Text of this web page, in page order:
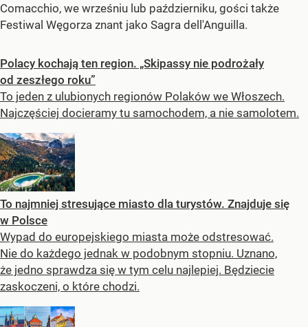
Comacchio, we wrześniu lub październiku, gości także
Festiwal Węgorza znant jako Sagra dell'Anguilla.
Polacy kochają ten region. „Skipassy nie podrożały
od zeszłego roku”
To jeden z ulubionych regionów Polaków we Włoszech.
Najczęściej docieramy tu samochodem, a nie samolotem.
To najmniej stresujące miasto dla turystów. Znajduje się
w Polsce
Wypad do europejskiego miasta może odstresować.
Nie do każdego jednak w podobnym stopniu. Uznano,
że jedno sprawdza się w tym celu najlepiej. Będziecie
zaskoczeni, o które chodzi.